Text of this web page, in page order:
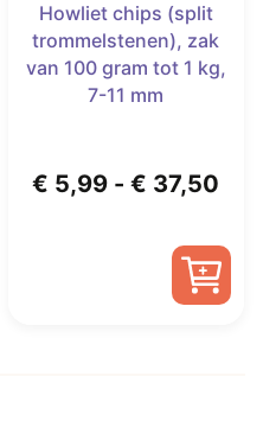
Howliet chips (split
trommelstenen), zak
van 100 gram tot 1 kg,
7-11 mm
€ 5,99 - € 37,50
tot
€